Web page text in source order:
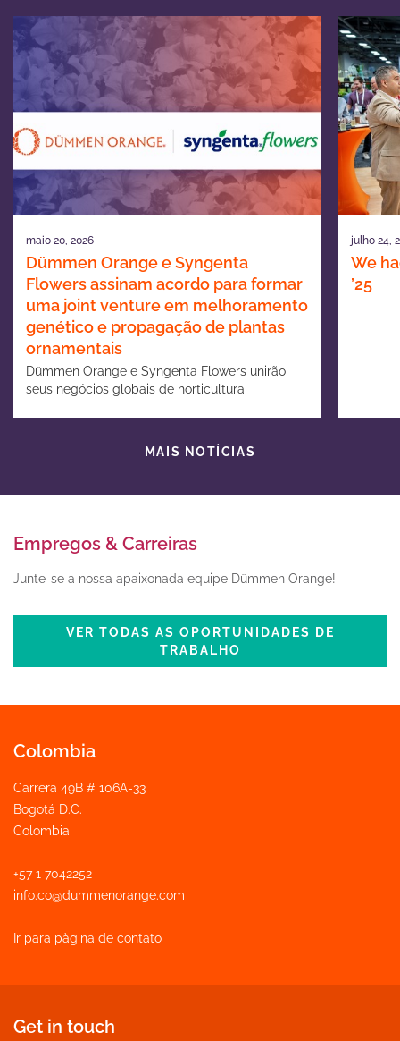
MAIS NOTÍCIAS
maio 20, 2026
Dümmen Orange e Syngenta
Flowers assinam acordo para formar
uma joint venture em melhoramento
genético e propagação de plantas
ornamentais
Dümmen Orange e Syngenta Flowers unirão
seus negócios globais de horticultura
julho 24,
We
’25
Empregos & Carreiras
Junte-se a nossa apaixonada equipe Dümmen Orange!
VER TODAS AS OPORTUNIDADES DE
TRABALHO
Colombia
Carrera 49B # 106A-33
Bogotá D.C.
Colombia
+57 1 7042252
info.co@dummenorange.com
Ir para pàgina de contato
Get in touch